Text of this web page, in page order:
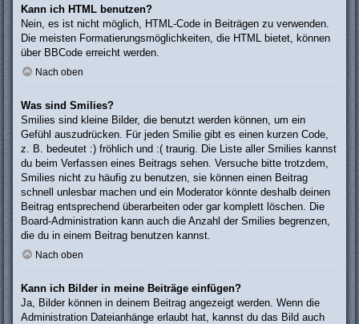
Kann ich HTML benutzen?
Nein, es ist nicht möglich, HTML-Code in Beiträgen zu verwenden.
Die meisten Formatierungsmöglichkeiten, die HTML bietet, können
über BBCode erreicht werden.
Nach oben
Was sind Smilies?
Smilies sind kleine Bilder, die benutzt werden können, um ein
Gefühl auszudrücken. Für jeden Smilie gibt es einen kurzen Code,
z. B. bedeutet :) fröhlich und :( traurig. Die Liste aller Smilies kannst
du beim Verfassen eines Beitrags sehen. Versuche bitte trotzdem,
Smilies nicht zu häufig zu benutzen, sie können einen Beitrag
schnell unlesbar machen und ein Moderator könnte deshalb deinen
Beitrag entsprechend überarbeiten oder gar komplett löschen. Die
Board-Administration kann auch die Anzahl der Smilies begrenzen,
die du in einem Beitrag benutzen kannst.
Nach oben
Kann ich Bilder in meine Beiträge einfügen?
Ja, Bilder können in deinem Beitrag angezeigt werden. Wenn die
Administration Dateianhänge erlaubt hat, kannst du das Bild auch